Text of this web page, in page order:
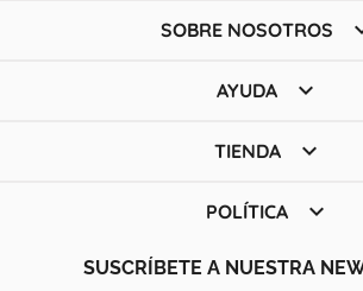
SOBRE NOSOTROS
AYUDA 
TIENDA 
POLÍTICA 
SUSCRÍBETE A NUESTRA